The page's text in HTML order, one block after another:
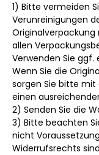
1) Bitte vermeiden
Verunreinigungen
allen
Verwenden Sie
Wenn Sie die
sorgen Sie bitte
einen
2) Senden Sie die
3) Bitte beachten
nicht
Widerrufsrechts